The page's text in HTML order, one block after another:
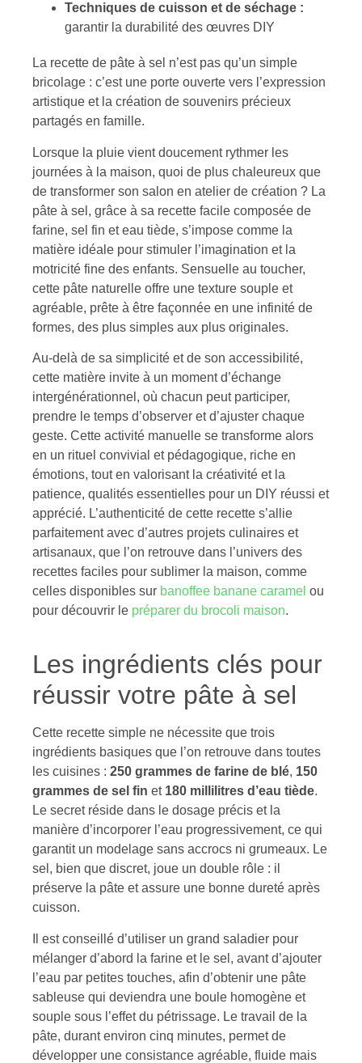
Techniques de cuisson et de séchage :
garantir la durabilité des œuvres DIY
La recette de pâte à sel n’est pas qu’un simple
bricolage : c’est une porte ouverte vers l’expression
artistique et la création de souvenirs précieux
partagés en famille.
Lorsque la pluie vient doucement rythmer les
journées à la maison, quoi de plus chaleureux que
de transformer son salon en atelier de création ? La
pâte à sel, grâce à sa recette facile composée de
farine, sel fin et eau tiède, s’impose comme la
matière idéale pour stimuler l’imagination et la
motricité fine des enfants. Sensuelle au toucher,
cette pâte naturelle offre une texture souple et
agréable, prête à être façonnée en une infinité de
formes, des plus simples aux plus originales.
Au-delà de sa simplicité et de son accessibilité,
cette matière invite à un moment d’échange
intergénérationnel, où chacun peut participer,
prendre le temps d’observer et d’ajuster chaque
geste. Cette activité manuelle se transforme alors
en un rituel convivial et pédagogique, riche en
émotions, tout en valorisant la créativité et la
patience, qualités essentielles pour un DIY réussi et
apprécié. L’authenticité de cette recette s’allie
parfaitement avec d’autres projets culinaires et
artisanaux, que l’on retrouve dans l’univers des
recettes faciles pour sublimer la maison, comme
celles disponibles sur banoffee banane caramel ou
pour découvrir le préparer du brocoli maison.
Les ingrédients clés pour
réussir votre pâte à sel
Cette recette simple ne nécessite que trois
ingrédients basiques que l’on retrouve dans toutes
les cuisines : 250 grammes de farine de blé, 150
grammes de sel fin et 180 millilitres d’eau tiède.
Le secret réside dans le dosage précis et la
manière d’incorporer l’eau progressivement, ce qui
garantit un modelage sans accrocs ni grumeaux. Le
sel, bien que discret, joue un double rôle : il
préserve la pâte et assure une bonne dureté après
cuisson.
Il est conseillé d’utiliser un grand saladier pour
mélanger d’abord la farine et le sel, avant d’ajouter
l’eau par petites touches, afin d’obtenir une pâte
sableuse qui deviendra une boule homogène et
souple sous l’effet du pétrissage. Le travail de la
pâte, durant environ cinq minutes, permet de
développer une consistance agréable, fluide mais